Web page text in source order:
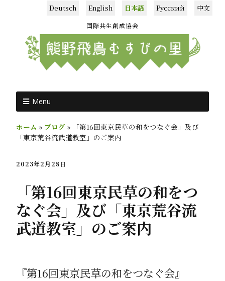
Deutsch English 日本語 Русский 中文
国際共生創成協会
Menu
ホーム » ブログ »
「第16回東京民草の和をつなぐ会」及び
「東京荒谷流武道教室」のご案内
2023年2月28日
「第16回東京民草の和をつ
なぐ会」及び「東京荒谷流
武道教室」のご案内
『第16回東京民草の和をつなぐ会』